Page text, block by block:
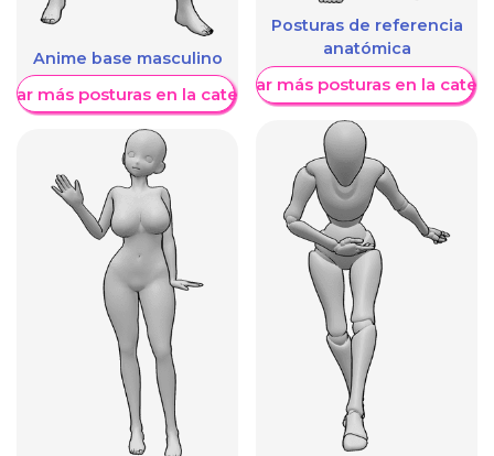
Anime base masculino
más posturas en la categoría
Posturas de referencia
anatómica
Mostrar más posturas en la